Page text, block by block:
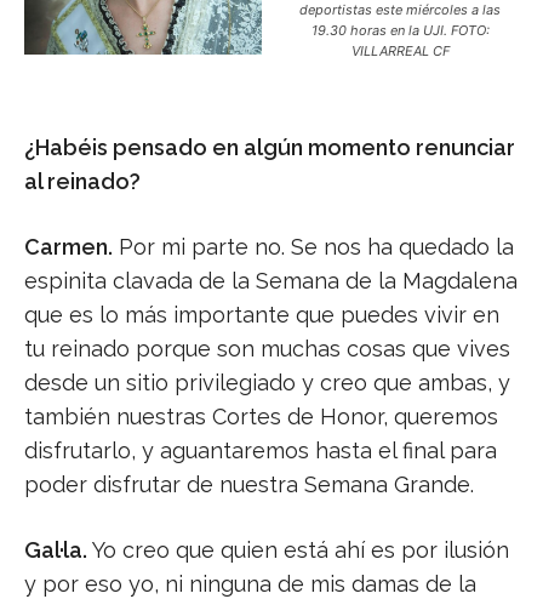
deportistas este miércoles a las
19.30 horas en la UJI. FOTO:
VILLARREAL CF
¿Habéis pensado en algún momento renunciar
al reinado?
Carmen. Por mi parte no. Se nos ha quedado la
espinita clavada de la Semana de la Magdalena
que es lo más importante que puedes vivir en
tu reinado porque son muchas cosas que vives
desde un sitio privilegiado y creo que ambas, y
también nuestras Cortes de Honor, queremos
disfrutarlo, y aguantaremos hasta el final para
poder disfrutar de nuestra Semana Grande.
Gal·la. Yo creo que quien está ahí es por ilusión
y por eso yo, ni ninguna de mis damas de la